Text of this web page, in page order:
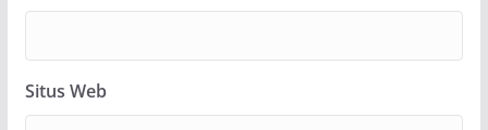
Situs Web